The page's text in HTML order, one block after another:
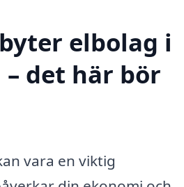
elbolag i
det här bör
vara en viktig